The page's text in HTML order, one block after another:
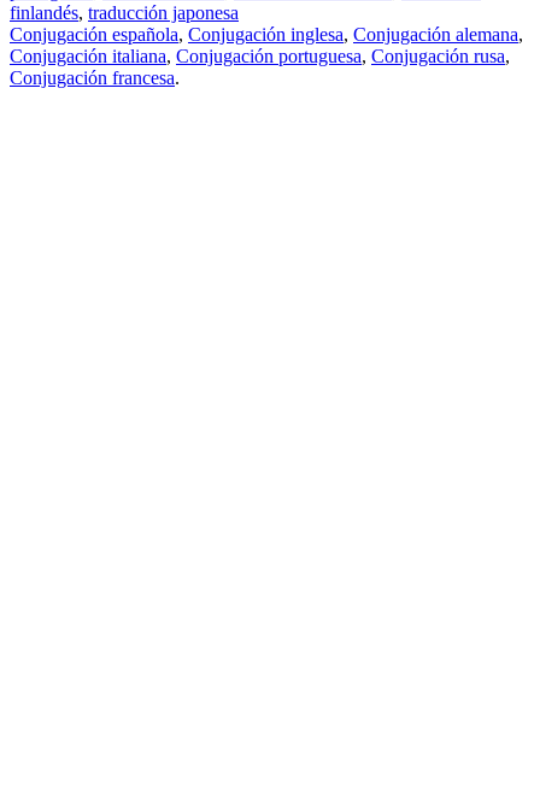
finlandés, traducción japonesa
Conjugación española, Conjugación inglesa, Conjugación alemana,
Conjugación italiana, Conjugación portuguesa, Conjugación rusa,
Conjugación francesa.